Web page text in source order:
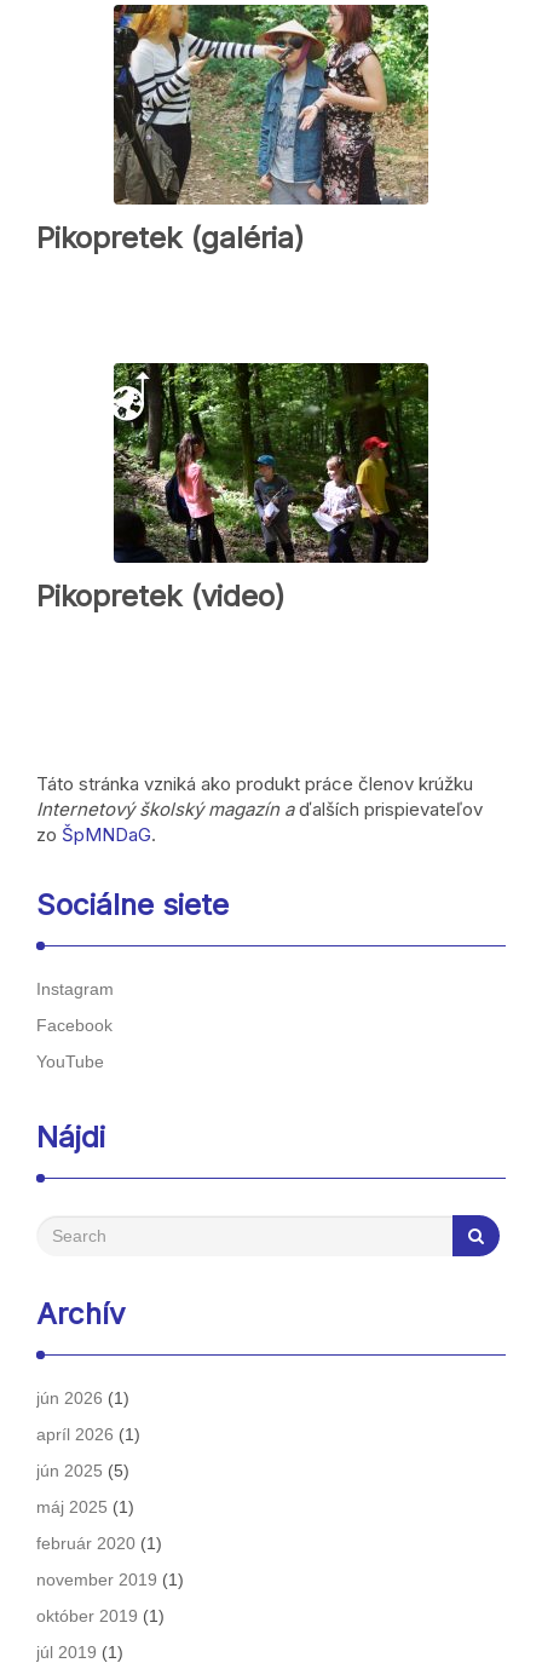
Pikopretek (galéria)
Pikopretek (video)
Táto stránka vzniká ako produkt práce členov krúžku
Internetový školský magazín aďalších prispievateľov
zo ŠpMNDaG.
Sociálne siete
Instagram
Facebook
YouTube
Nájdi
Archív
jún 2026 (1)
apríl 2026 (1)
jún 2025 (5)
máj 2025 (1)
február 2020 (1)
november 2019 (1)
október 2019 (1)
júl 2019 (1)